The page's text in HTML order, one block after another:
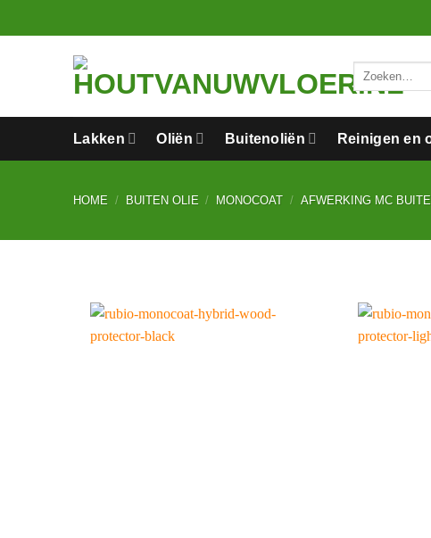
naar
Zoeken
naar:
Lakken Oliën Buitenoliën Reinigen en
HOME / BUITEN OLIE / MONOCOAT / AFWERKING MC